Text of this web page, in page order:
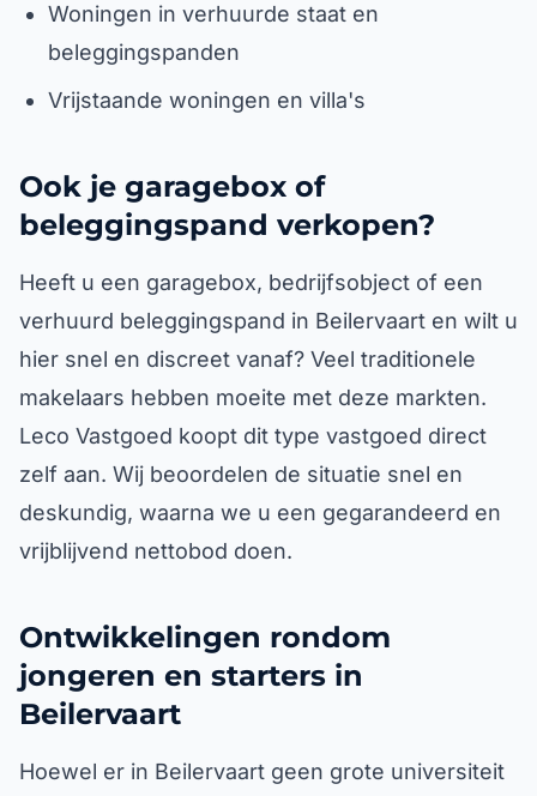
Woningen in verhuurde staat en
beleggingspanden
Vrijstaande woningen en villa's
Ook je garagebox of
beleggingspand verkopen?
Heeft u een garagebox, bedrijfsobject of een
verhuurd beleggingspand in Beilervaart en wilt u
hier snel en discreet vanaf? Veel traditionele
makelaars hebben moeite met deze markten.
Leco Vastgoed koopt dit type vastgoed direct
zelf aan. Wij beoordelen de situatie snel en
deskundig, waarna we u een gegarandeerd en
vrijblijvend nettobod doen.
Ontwikkelingen rondom
jongeren en starters in
Beilervaart
Hoewel er in Beilervaart geen grote universiteit